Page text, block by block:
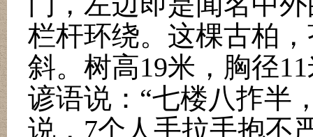
栏杆环绕。这棵古柏
斜。树高19米，胸径11
谚语说： “七楼八拃半
说， 7个人手拉手抱不